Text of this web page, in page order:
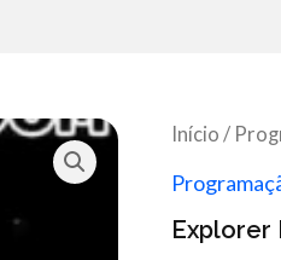
Início /
Explorer